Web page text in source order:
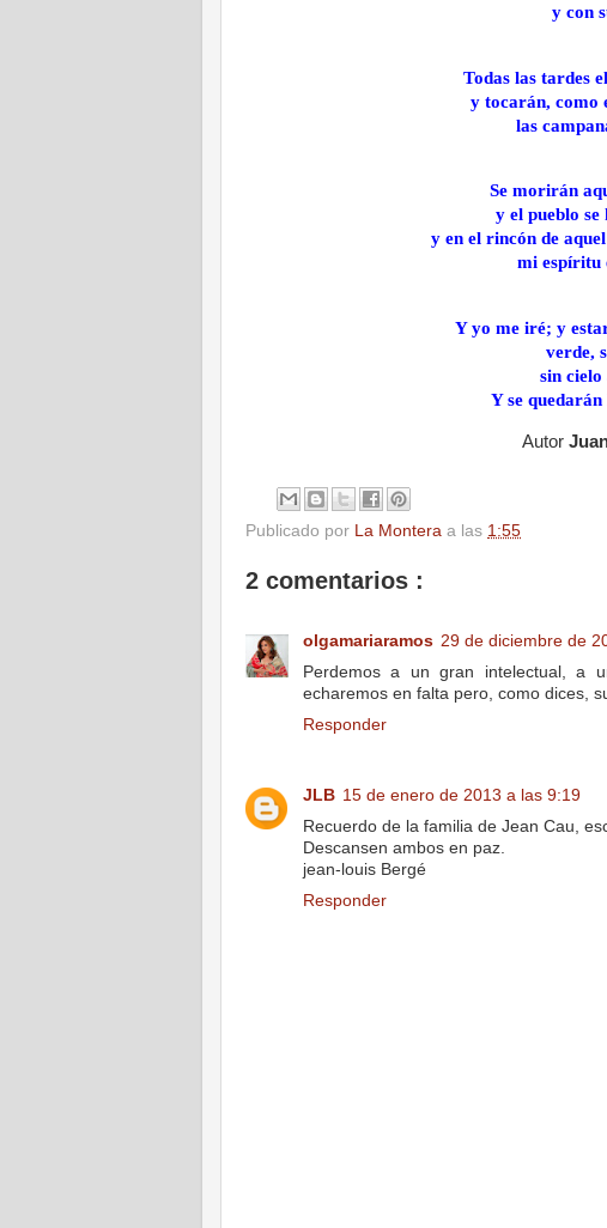
y con
Todas las tardes
y tocarán, como
las
Se morirán
y el pueblo
y en el rincón de
mi espíritu
Y yo me iré; y
verde,
sin
Y se
Autor
Publicado por La Montera a las 1:55
2 comentarios :
olgamariaramos 29 de diciembre de
Perdemos a un gran intelectual, a
echaremos en falta pero, como dices,
Responder
JLB 15 de enero de 2013 a las 9:19
Recuerdo de la familia de Jean Cau,
Descansen ambos en paz.
jean-louis Bergé
Responder